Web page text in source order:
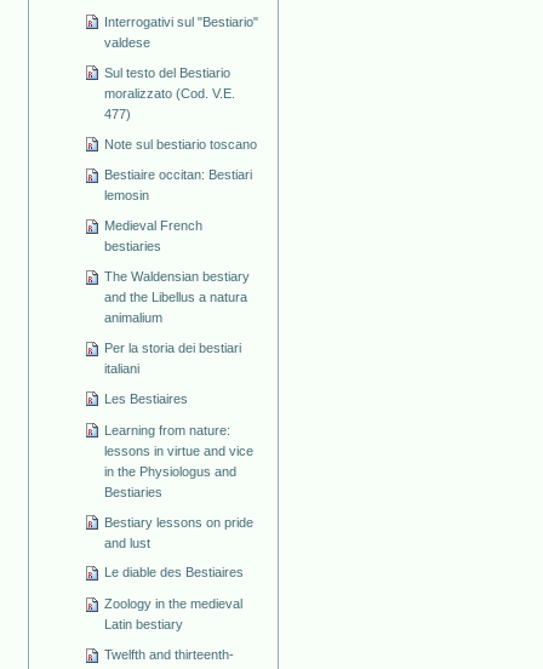
Interrogativi sul "Bestiario"
valdese
Sul testo del Bestiario
moralizzato (Cod. V.E.
477)
Note sul bestiario toscano
Bestiaire occitan: Bestiari
lemosin
Medieval French
bestiaries
The Waldensian bestiary
and the Libellus a natura
animalium
Per la storia dei bestiari
italiani
Les Bestiaires
Learning from nature:
lessons in virtue and vice
in the Physiologus and
Bestiaries
Bestiary lessons on pride
and lust
Le diable des Bestiaires
Zoology in the medieval
Latin bestiary
Twelfth and thirteenth-